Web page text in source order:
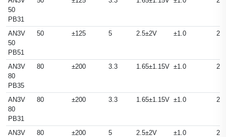
50
PB31
AN3V
50
PB51
50 ±125 5 2.5±2V ±1.0
AN3V
80
PB35
80 ±200 3.3 1.65±1.15V ±1.0
AN3V
80
PB31
80 ±200 3.3 1.65±1.15V ±1.0
AN3V
80 ±200 5 2.5±2V ±1.0